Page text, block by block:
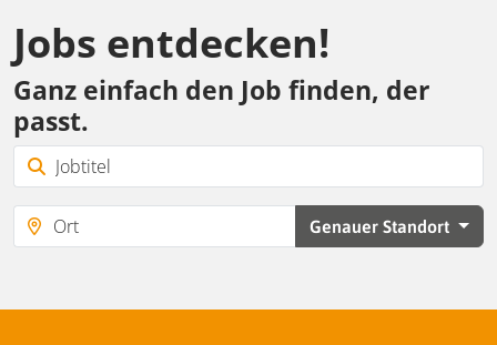
Jobs entdecken!
Ganz einfach den Job finden, der
passt.
Genauer Standort